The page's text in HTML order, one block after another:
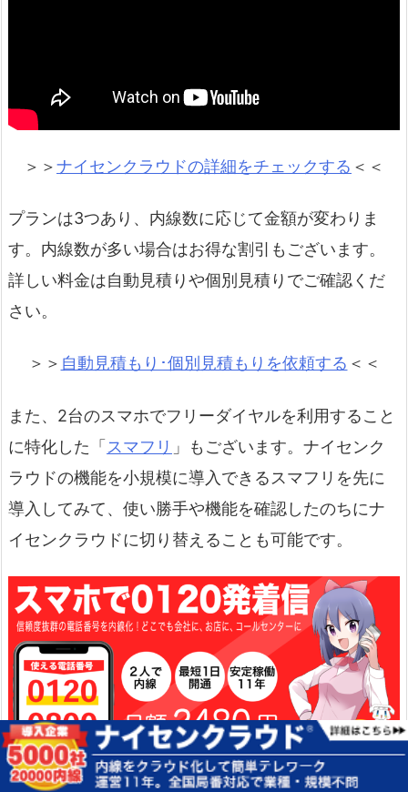
＞＞ナイセンクラウドの詳細をチェックする ＜＜
プランは3つあり、内線数に応じて金額が変わりま
す。内線数が多い場合はお得な割引もございます。
詳しい料金は自動見積りや個別見積りでご確認くだ
さい。
＞＞ 自動見積もり･個別見積もりを依頼する ＜＜
また、2台のスマホでフリーダイヤルを利用すること
に特化した「スマフリ 」もございます。ナイセンク
ラウドの機能を小規模に導入できるスマフリを先に
導入してみて、使い勝手や機能を確認したのちにナ
イセンクラウドに切り替えることも可能です。